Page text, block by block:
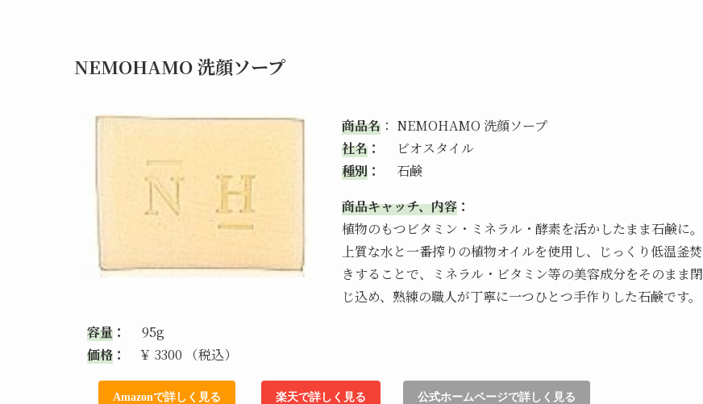
NEMOHAMO 洗顔ソープ
商品名 ： NEMOHAMO 洗顔ソープ
社名 ：
ビオスタイル
種別 ：
石鹸
商品キャッチ、内容 ：
植物のもつビタミン・ミネラル・酵素を活かしたまま石鹸に。
上質な水と一番搾りの植物オイルを使用し、じっくり低温釜焚
きすることで、ミネラル・ビタミン等の美容成分をそのまま閉
じ込め、熟練の職人が丁寧に一つひとつ手作りした石鹸です。
容量 ：
95g
価格 ： ￥ 3300 （税込）
Amazonで詳しく見る 楽天で詳しく見る 公式ホームページで詳しく見る